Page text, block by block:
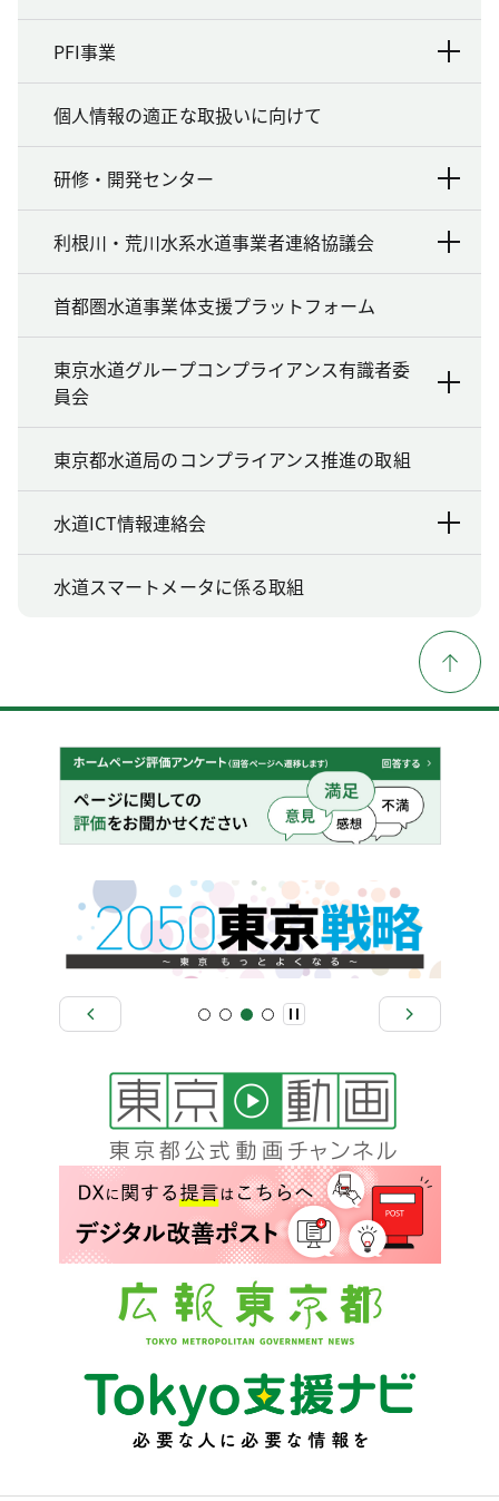
PFI事業
個人情報の適正な取扱いに向けて
研修・開発センター
利根川・荒川水系水道事業者連絡協議会
首都圏水道事業体支援プラットフォーム
東京水道グループコンプライアンス有識者委
員会
東京都水道局のコンプライアンス推進の取組
水道ICT情報連絡会
水道スマートメータに係る取組